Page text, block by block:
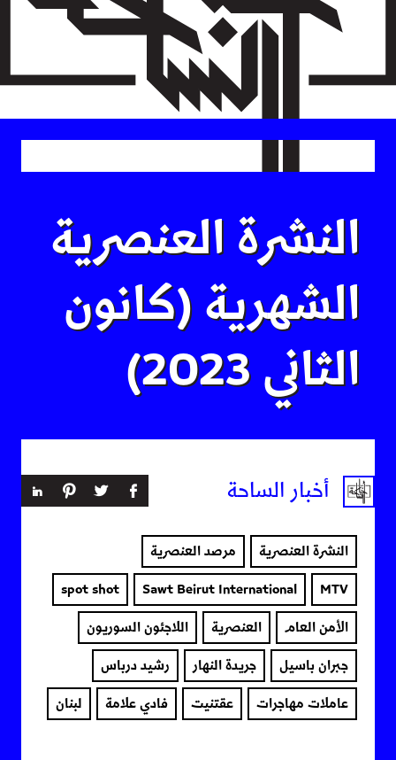
main
النشرة العنصرية
الشهرية (كانون
الثاني 2023)
أخبار الساحة
النشرة العنصرية مرصد العنصرية
MTV
Sawt Beirut International
spot shot
الأمن العام العنصرية اللاجئون السوريون
جبران باسيل جريدة النهار رشيد درباس
عاملات مهاجرات عقتنيت فادي علامة لبنان